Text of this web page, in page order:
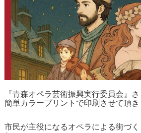
『青森オペラ芸術振興実行委員会』
簡単カラープリントで印刷させて頂き
市民が主役になるオペラによる街づ